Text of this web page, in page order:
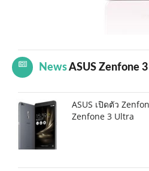
NewsASUS Zenfone
ASUS เปิดตัว
Zenfone 3 Ultra